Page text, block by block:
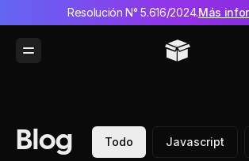
Resolución N° 5.616/2024.Más
Toggle Menu
Blog Todo Javascript